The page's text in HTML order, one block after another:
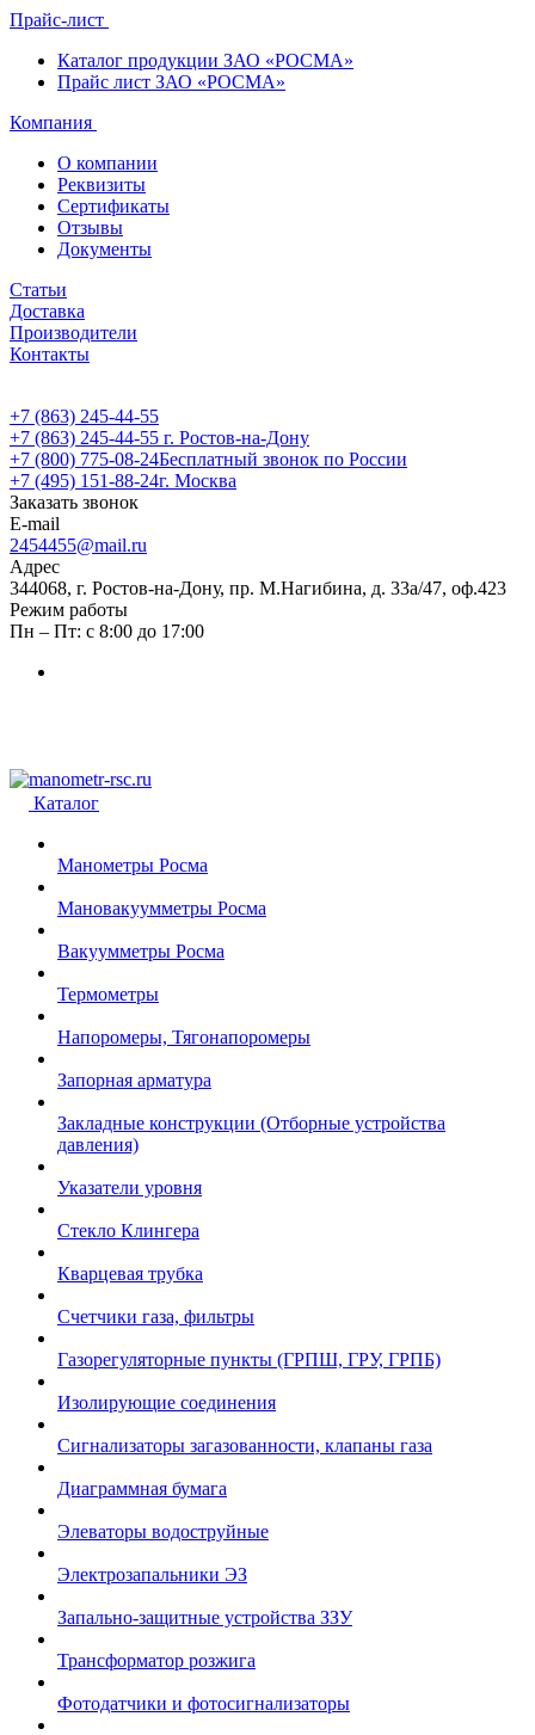
Прайс-лист
Каталог продукции ЗАО «РОСМА»
Прайс лист ЗАО «РОСМА»
Компания
О компании
Реквизиты
Сертификаты
Отзывы
Документы
Статьи
Доставка
Производители
Контакты
+7 (863) 245-44-55
+7 (863) 245-44-55 г. Ростов-на-Дону
+7 (800) 775-08-24Бесплатный звонок по России
+7 (495) 151-88-24г. Москва
Заказать звонок
E-mail
2454455@mail.ru
Адрес
344068, г. Ростов-на-Дону, пр. М.Нагибина, д. 33а/47, оф.423
Режим работы
Пн – Пт: с 8:00 до 17:00
Каталог
Манометры Росма
Мановакуумметры Росма
Вакуумметры Росма
Термометры
Напоромеры, Тягонапоромеры
Запорная арматура
Закладные конструкции (Отборные устройства
давления)
Указатели уровня
Стекло Клингера
Кварцевая трубка
Счетчики газа, фильтры
Газорегуляторные пункты (ГРПШ, ГРУ, ГРПБ)
Изолирующие соединения
Сигнализаторы загазованности, клапаны газа
Диаграммная бумага
Элеваторы водоструйные
Электрозапальники ЭЗ
Запально-защитные устройства ЗЗУ
Трансформатор розжига
Фотодатчики и фотосигнализаторы